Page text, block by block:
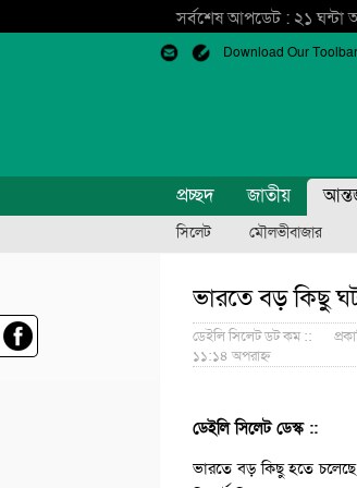
সর্বশেষ আপডেট : ২১ ঘন্টা
Download Our Toolbar
প্রচ্ছদ জাতীয়
সিলেট মৌলভীবাজার
ভারতে বড় কিছু
ডেইলি সিলেট ডট কম ::
১১:১৪ অপরাহ্ন
ডেইলি সিলেট ডেস্ক ::
ভারতে বড় কিছু হতে চলেছে